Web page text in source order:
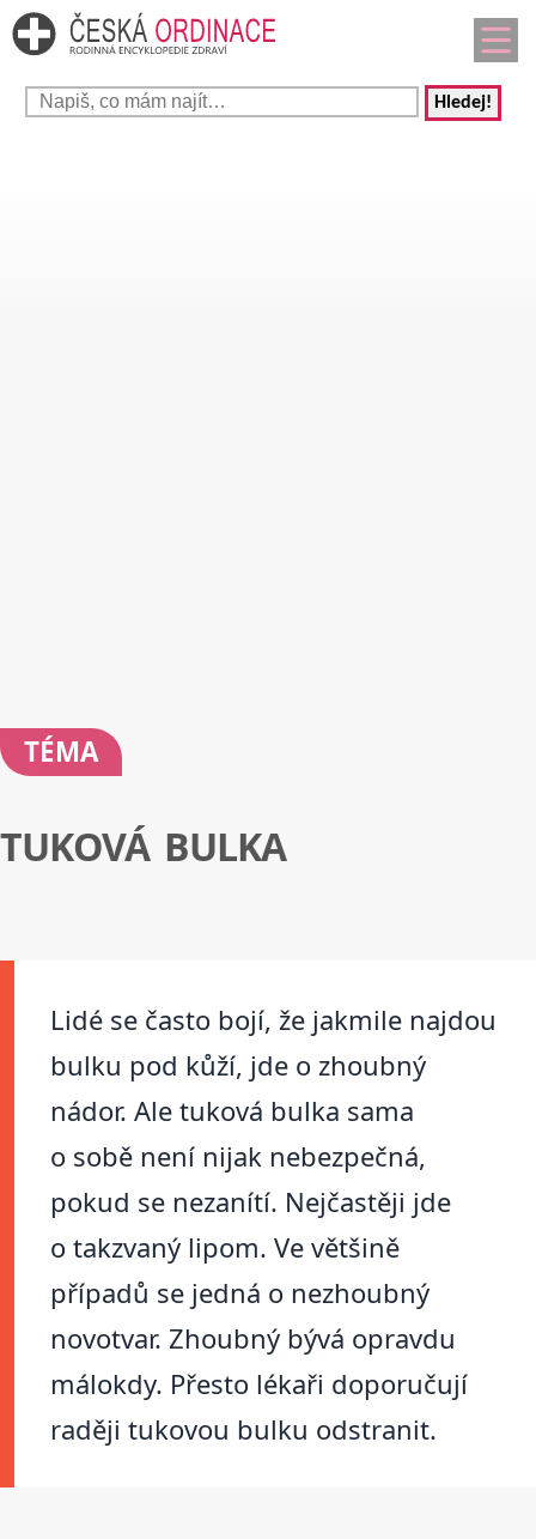
Hledej!
TÉMA
TUKOVÁ BULKA
Lidé se často bojí, že jakmile najdou
bulku pod kůží, jde o zhoubný
nádor. Ale tuková bulka sama
o sobě není nijak nebezpečná,
pokud se nezanítí. Nejčastěji jde
o takzvaný lipom. Ve většině
případů se jedná o nezhoubný
novotvar. Zhoubný bývá opravdu
málokdy. Přesto lékaři doporučují
raději tukovou bulku odstranit.